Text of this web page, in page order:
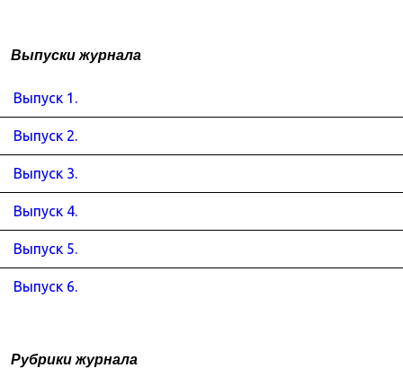
Выпуски журнала
Выпуск 1.
Выпуск 2.
Выпуск 3.
Выпуск 4.
Выпуск 5.
Выпуск 6.
Рубрики журнала